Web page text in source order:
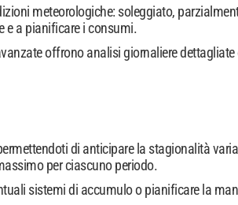
meteorologiche: soleggiato,
e a pianificare i consumi.
offrono analisi giornaliere
di anticipare la stagionalità
per ciascuno periodo.
sistemi di accumulo o pianificare la